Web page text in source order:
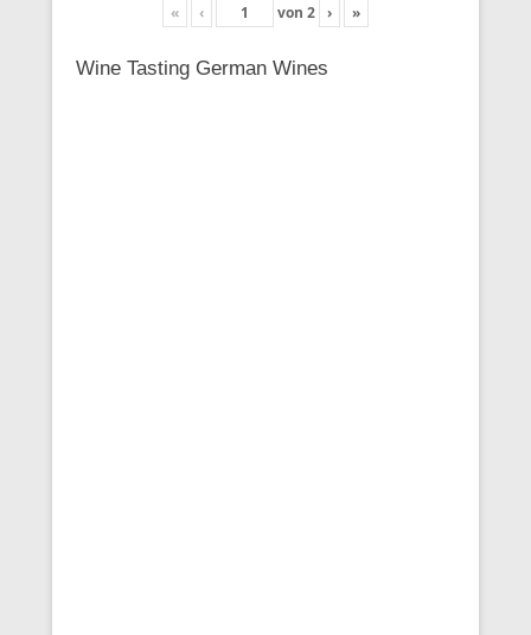
« ‹ von 2 › »
Wine Tasting German Wines